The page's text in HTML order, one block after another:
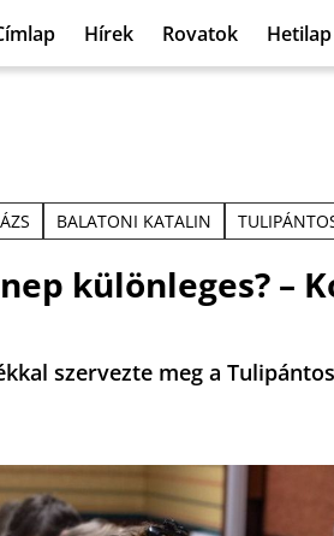
Hírek Rovatok Hetilap
BALATONI KATALIN
különleges? –
szervezte meg a